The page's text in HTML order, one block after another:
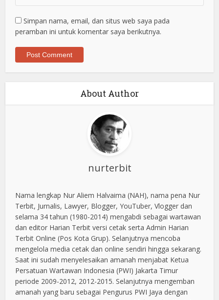
Simpan nama, email, dan situs web saya pada
peramban ini untuk komentar saya berikutnya.
About Author
nurterbit
Nama lengkap Nur Aliem Halvaima (NAH), nama pena Nur
Terbit, Jurnalis, Lawyer, Blogger, YouTuber, Vlogger dan
selama 34 tahun (1980-2014) mengabdi sebagai wartawan
dan editor Harian Terbit versi cetak serta Admin Harian
Terbit Online (Pos Kota Grup). Selanjutnya mencoba
mengelola media cetak dan online sendiri hingga sekarang.
Saat ini sudah menyelesaikan amanah menjabat Ketua
Persatuan Wartawan Indonesia (PWI) Jakarta Timur
periode 2009-2012, 2012-2015. Selanjutnya mengemban
amanah yang baru sebagai Pengurus PWI Jaya dengan